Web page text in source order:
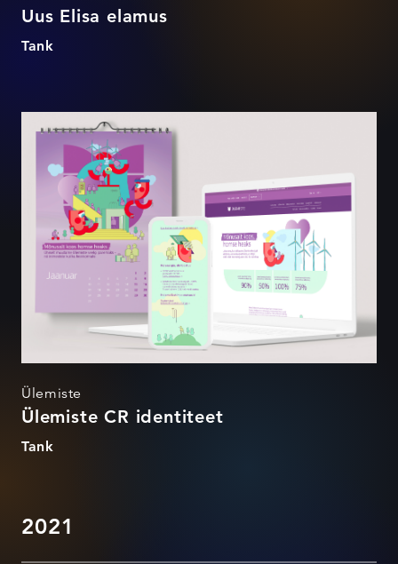
Uus Elisa elamus
Tank
Ülemiste CR identiteet
Ülemiste
Ülemiste CR identiteet
Tank
2021